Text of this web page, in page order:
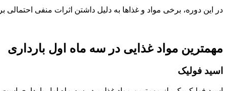
در این دوره، برخی مواد و غذاها به دلیل داشتن اثرات منفی
مهمترین مواد غذایی در سه ماه اول بارداری
اسید فولیک